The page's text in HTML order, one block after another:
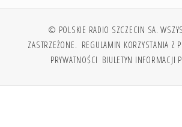
© POLSKIE RADIO SZCZECIN SA.
ZASTRZEŻONE. REGULAMIN KORZYSTANIA Z
PRYWATNOŚCI BIULETYN INFORMACJI